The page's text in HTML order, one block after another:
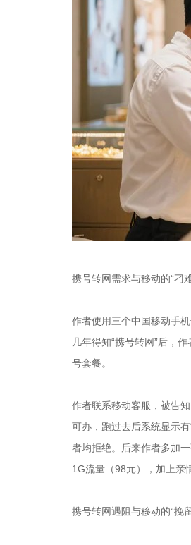
携号转网需求与移动的“刁
作者使用三个中国移动手
几年得知“携号转网”后，
号套餐。
作者联系移动客服，被告
可办，跑过去后系统显示
者均拒绝。后来作者多加
1G流量（98元），加上亲
携号转网遇阻与移动的“挽